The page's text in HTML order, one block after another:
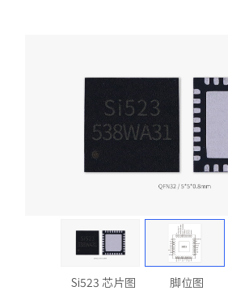
Si523 芯片图 脚位图